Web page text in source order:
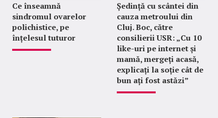
Ce înseamnă
sindromul ovarelor
polichistice, pe
înțelesul tuturor
Ședință cu scântei din
cauza metroului din
Cluj. Boc, către
consilierii USR: „Cu 10
like-uri pe internet și
mamă, mergeți acasă,
explicați la soție cât de
bun ați fost astăzi”